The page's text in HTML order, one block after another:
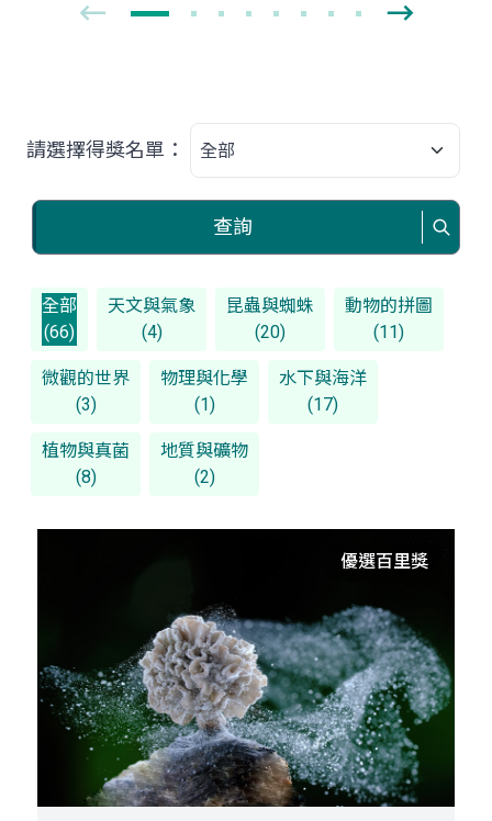
請選擇得獎名單：
查詢
全部
(66)
天文與氣象
(4)
昆蟲與蜘蛛
(20)
動物的拼圖
(11)
微觀的世界
(3)
物理與化學
(1)
水下與海洋
(17)
植物與真菌
(8)
地質與礦物
(2)
優選百里獎